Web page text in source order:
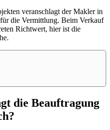
veranschlagt der Makler in
die Vermittlung. Beim Verkauf
Richtwert, hier ist die
die Beauftragung